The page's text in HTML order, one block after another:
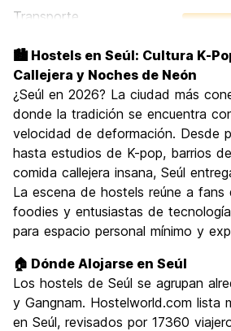
Transporte
Cultura
Fiesta
Calidad Precio
🏙️ Hostels en Seúl: Cultura K-
Callejera y Noches de Neón
¿Seúl en 2026? La ciudad más
donde la tradición se encuentra
velocidad de deformación. Desde
hasta estudios de K-pop, barrios
comida callejera insana, Seúl
La escena de hostels reúne a fans
foodies y entusiastas de
para espacio personal mínimo y
🏠 Dónde Alojarse en Seúl
Los hostels de Seúl se agrupan
y Gangnam. Hostelworld.com lista
en Seúl, revisados por 17360